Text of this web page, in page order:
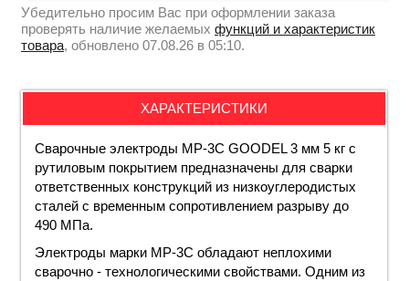
Убедительно просим Вас при оформлении заказа
проверять наличие желаемых функций и характеристик
товара, обновлено 07.08.26 в 05:10.
ХАРАКТЕРИСТИКИ
Сварочные электроды МР-3С GOODEL 3 мм 5 кг с
рутиловым покрытием предназначены для сварки
ответственных конструкций из низкоуглеродистых
сталей с временным сопротивлением разрыву до
490 МПа.
Электроды марки МР-3С обладают неплохими
сварочно - технологическими свойствами. Одним из